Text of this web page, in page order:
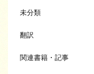
未分類
翻訳
関連書籍・記事